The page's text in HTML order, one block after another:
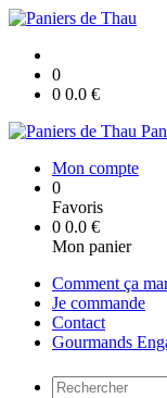
0
0 0.0 €
Mon compte
0
Favoris
0 0.0 €
Mon panier
Comment ça
Je commande
Contact
Gourmands